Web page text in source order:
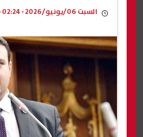
السبت 06/يونيو/2026 - 02:24 ص